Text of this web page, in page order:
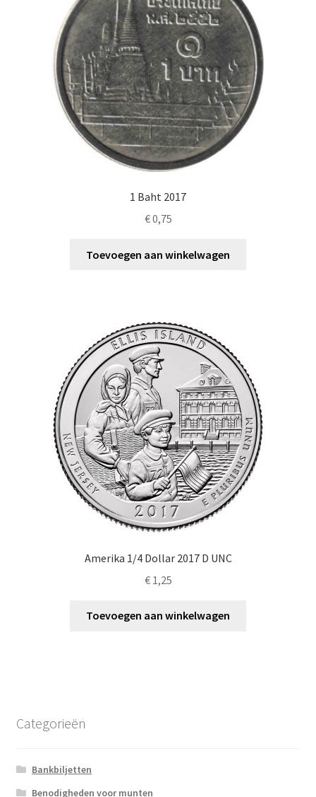
1 Baht 2017
€0,75
Toevoegen aan winkelwagen
Amerika 1/4 Dollar 2017 D UNC
€1,25
Toevoegen aan winkelwagen
Categorieën
Bankbiljetten
Benodigheden voor munten